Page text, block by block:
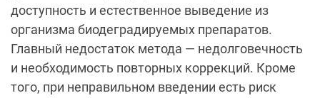
доступность и естественное выведение из
организма биодеградируемых препаратов.
Главный недостаток метода — недолговечность
и необходимость повторных коррекций. Кроме
того, при неправильном введении есть риск